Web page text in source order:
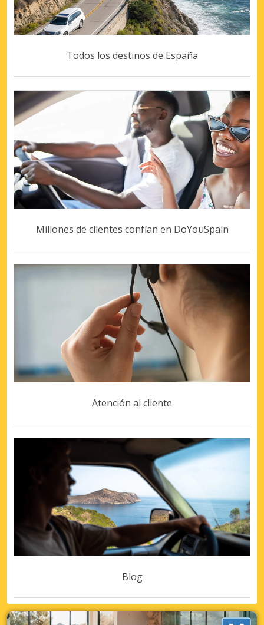
Todos los destinos de España
Millones de clientes confían en DoYouSpain
Atención al cliente
Blog